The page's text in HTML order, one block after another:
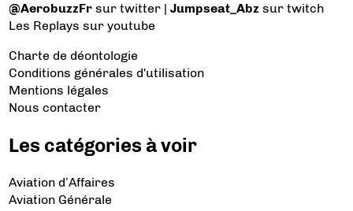
@AerobuzzFr sur twitter |Jumpseat_Abz sur twitch
Les Replays sur youtube
Charte de déontologie
Conditions générales d'utilisation
Mentions légales
Nous contacter
Les catégories à voir
Aviation d’Affaires
Aviation Générale